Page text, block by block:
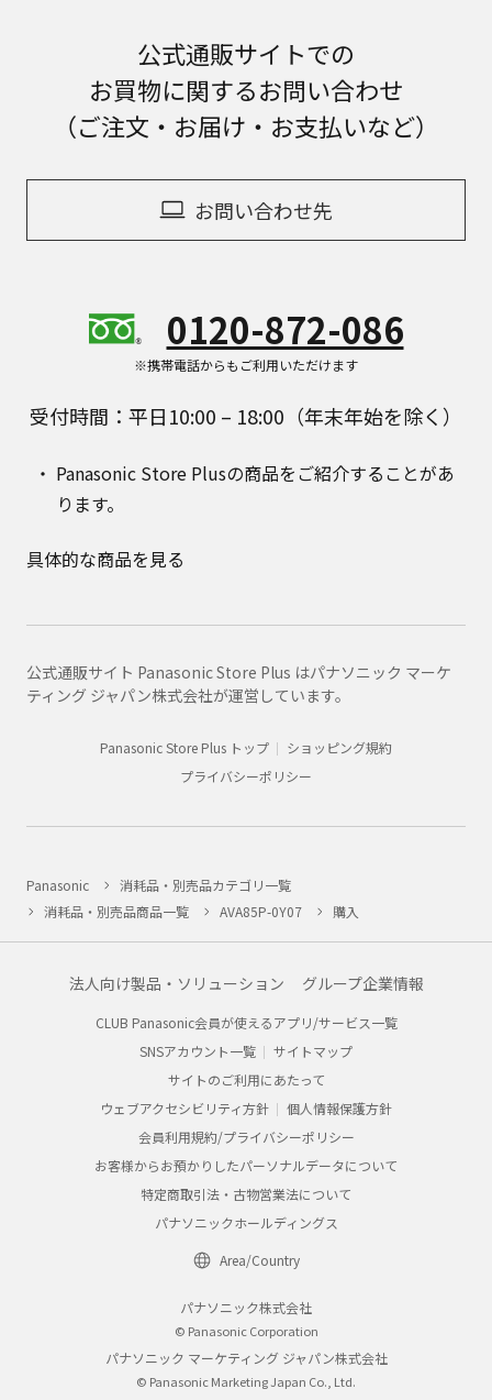
公式通販サイトでの
お買物に関するお問い合わせ
（ご注文・お届け・お支払いなど）
お問い合わせ先
0120-872-086
※携帯電話からもご利用いただけます
受付時間：平日10:00 – 18:00（年末年始を除く）
Panasonic Store Plusの商品をご紹介することがあ
ります。
具体的な商品を見る
公式通販サイト Panasonic Store Plus はパナソニック マーケ
ティング ジャパン株式会社が運営しています。
Panasonic Store Plus トップ
ショッピング規約
プライバシーポリシー
Panasonic
消耗品・別売品カテゴリ一覧
消耗品・別売品商品一覧
AVA85P-0Y07 購入
法人向け製品・ソリューション グループ企業情報
CLUB Panasonic会員が使えるアプリ/サービス一覧
SNSアカウント一覧
サイトマップ
サイトのご利用にあたって
ウェブアクセシビリティ方針
個人情報保護方針
会員利用規約/プライバシーポリシー
お客様からお預かりしたパーソナルデータについて
特定商取引法・古物営業法について
パナソニックホールディングス
Area/Country
パナソニック株式会社
© Panasonic Corporation
パナソニック マーケティング ジャパン株式会社
© Panasonic Marketing Japan Co., Ltd.